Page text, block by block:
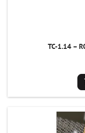
TC-1.14 –